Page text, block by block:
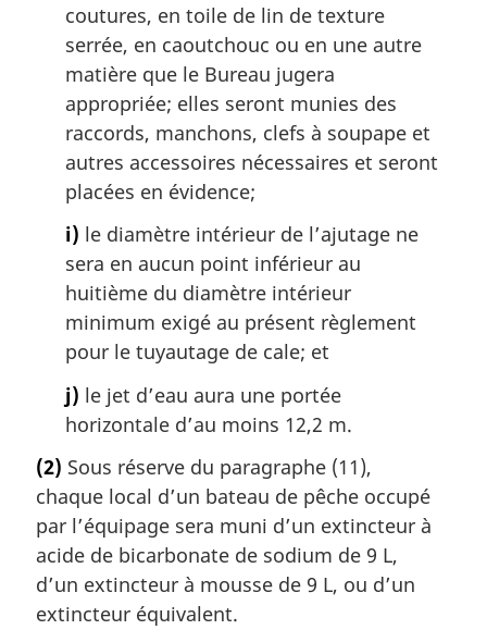
coutures, en toile de lin de texture
serrée, en caoutchouc ou en une autre
matière que le Bureau jugera
appropriée; elles seront munies des
raccords, manchons, clefs à soupape et
autres accessoires nécessaires et seront
placées en évidence;
i) le diamètre intérieur de l’ajutage ne
sera en aucun point inférieur au
huitième du diamètre intérieur
minimum exigé au présent règlement
pour le tuyautage de cale; et
j) le jet d’eau aura une portée
horizontale d’au moins 12,2 m.
(2) Sous réserve du paragraphe (11),
chaque local d’un bateau de pêche occupé
par l’équipage sera muni d’un extincteur à
acide de bicarbonate de sodium de 9 L,
d’un extincteur à mousse de 9 L, ou d’un
extincteur équivalent.